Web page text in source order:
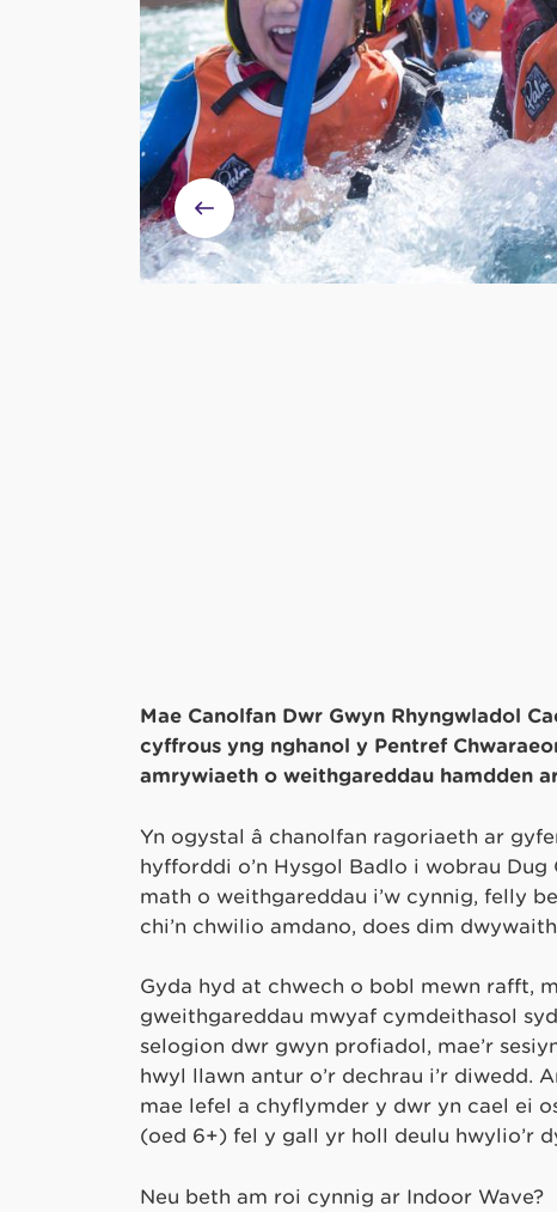
Mae Canolfan Dŵr Gwyn Rhyngwladol
cyffrous yng nghanol y Pentref
amrywiaeth o weithgareddau hamdden
Yn ogystal â chanolfan ragoriaeth ar
hyfforddi o’n Hysgol Badlo i wobrau
math o weithgareddau i’w cynnig, felly
chi’n chwilio amdano, does dim
Gyda hyd at chwech o bobl mewn rafft,
gweithgareddau mwyaf cymdeithasol
selogion dŵr gwyn profiadol, mae’r
hwyl llawn antur o’r dechrau i’r diwedd.
mae lefel a chyflymder y dŵr yn cael ei
(oed 6+) fel y gall yr holl deulu hwylio’r
Neu beth am roi cynnig ar Indoor Wave?